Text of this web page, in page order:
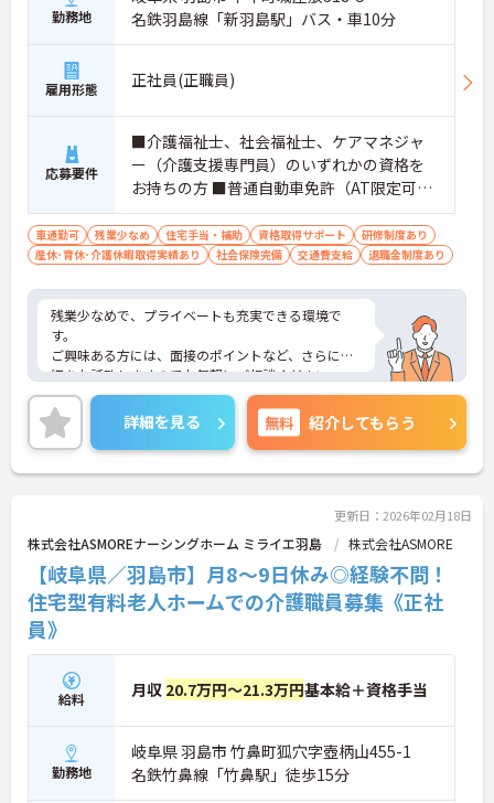
勤務地
名鉄羽島線「新羽島駅」バス・車10分
雇用形態 正社員(正職員)
応募要件
■介護福祉士、社会福祉士、ケアマネジャ
ー（介護支援専門員）のいずれかの資格を
お持ちの方 ■普通自動車免許（AT限定可）
お持ちの方 ※高齢者施設等での介護職とし
ての経験があれば尚良し ※未経験者応相談
車通勤可 残業少なめ 住宅手当・補助 資格取得サポート
研修制度あり
産休･育休･介護休暇取得実績あり
社会保険完備 交通費支給 退職金制度あり
残業少なめで、プライベートも充実できる環境で
す。
ご興味ある方には、面接のポイントなど、さらに詳
細をお話致しますのでお気軽にご相談ください。
詳細を見る 無料 紹介してもらう
更新日：2026年02月18日
株式会社ASMOREナーシングホーム ミライエ羽島 株式会社ASMORE
【岐阜県／羽島市】月8～9日休み◎経験不問！
住宅型有料老人ホームでの介護職員募集《正社
員》
給料 月収 20.7万円～21.3万円基本給＋資格手当
勤務地
岐阜県 羽島市 竹鼻町狐穴字壺柄山455-1
名鉄竹鼻線「竹鼻駅」徒歩15分